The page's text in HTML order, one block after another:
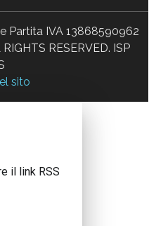
Partita IVA 13868590962
RESERVED. ISP
sito
il link RSS